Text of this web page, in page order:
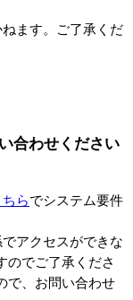
ます。ご了承くだ
合わせください
ちらでシステム要件
アクセスができな
のでご了承くださ
で、お問い合わせ